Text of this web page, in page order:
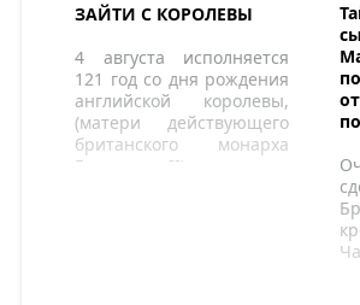
ЗАЙТИ С КОРОЛЕВЫ
4 августа исполняется
121 год со дня рождения
английской королевы,
(матери действующего
британского монарха
Елизаветы II)